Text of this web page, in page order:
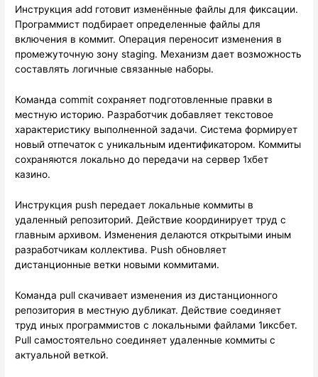
Инструкция add готовит изменённые файлы для фиксации.
Программист подбирает определенные файлы для
включения в коммит. Операция переносит изменения в
промежуточную зону staging. Механизм дает возможность
составлять логичные связанные наборы.
Команда commit сохраняет подготовленные правки в
местную историю. Разработчик добавляет текстовое
характеристику выполненной задачи. Система формирует
новый отпечаток с уникальным идентификатором. Коммиты
сохраняются локально до передачи на сервер 1хбет
казино.
Инструкция push передает локальные коммиты в
удаленный репозиторий. Действие координирует труд с
главным архивом. Изменения делаются открытыми иным
разработчикам коллектива. Push обновляет
дистанционные ветки новыми коммитами.
Команда pull скачивает изменения из дистанционного
репозитория в местную дубликат. Действие соединяет
труд иных программистов с локальными файлами 1иксбет.
Pull самостоятельно соединяет удаленные коммиты с
актуальной веткой.